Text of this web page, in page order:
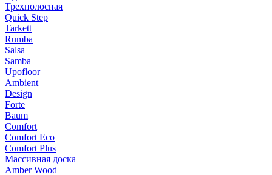
Трехполосная
Quick Step
Tarkett
Rumba
Salsa
Samba
Upofloor
Ambient
Design
Forte
Baum
Comfort
Comfort Eco
Comfort Plus
Массивная доска
Amber Wood